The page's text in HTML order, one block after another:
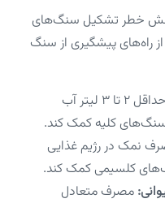
خطر تشکیل سنگ‌های
راه‌های پیشگیری از سنگ
مصرف روزانه حداقل ۲ تا ۳ لیتر آب
سنگ‌های کلیه کمک کند.
نمک در رژیم غذایی
کلسیمی کمک کند.
مصرف متعادل